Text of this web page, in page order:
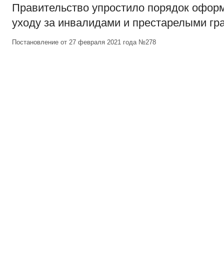
Правительство упростило порядок
уходу за инвалидами и престарелыми
Постановление от 27 февраля 2021 года №278